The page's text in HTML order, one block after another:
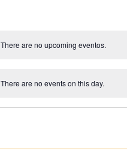
There are no upcoming eventos.
There are no events on this day.